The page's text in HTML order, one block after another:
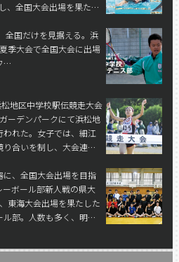
、全国大会出場を果たし
全国だけを見据える。 浜
季大会で全国大会に出場
…
松地区中学校駅伝競走大会
ーデンパークにて浜松地
れた。女子では、細江
り合いを制し、大会連
した。
、全国大会出場を目指
ーボール部新人戦の県大
東海大会出場を果たした
部。人数も多く、明る